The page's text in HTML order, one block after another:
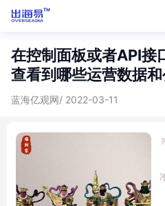
在控制面板或者API接
查看到哪些运营数据
蓝海亿观网/ 2022-03-11